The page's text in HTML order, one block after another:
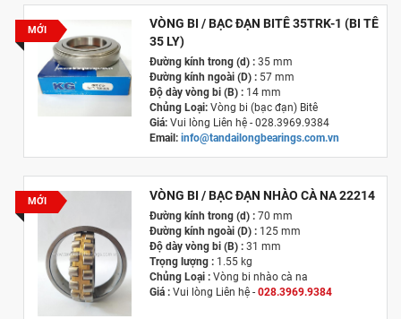
MỚI
VÒNG BI / BẠC ĐẠN BITÊ 35TRK-1 (BI TÊ
35 LY)
Đường kính trong (d) :35 mm
Đường kính ngoài (D) :57 mm
Độ dày vòng bi (B) :14 mm
Chủng Loại: Vòng bi (bạc đạn) Bitê
Giá:Vui lòng Liên hệ - 028.3969.9384
Email: info@tandailongbearings.com.vn
MỚI VÒNG BI / BẠC ĐẠN NHÀO CÀ NA 22214
Đường kính trong (d) :70 mm
Đường kính ngoài (D) :125 mm
Độ dày vòng bi (B) :31 mm
Trọng lượng : 1.55 kg
Chủng Loại : Vòng bi nhào cà na
Giá :Vui lòng Liên hệ - 028.3969.9384